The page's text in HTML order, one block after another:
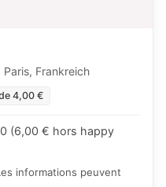
Frankreich
4,00 €
(6,00 € hors happy
informations peuvent